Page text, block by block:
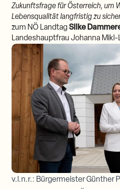
Zukunftsfrage für Österreich, um
Lebensqualität langfristig zu
zum NÖ LandtagSilke
Landeshauptfrau Johanna Mikl-
v.l.n.r.: Bürgermeister Günther